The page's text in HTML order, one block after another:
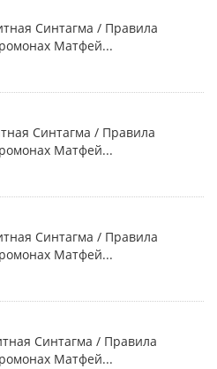
Синтагма / Правила
Матфей...
Синтагма / Правила
Матфей...
Синтагма / Правила
Матфей...
Синтагма / Правила
Матфей...